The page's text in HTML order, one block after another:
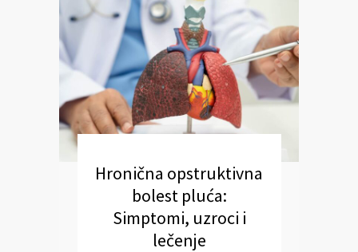
Hronična opstruktivna
bolest pluća:
Simptomi, uzroci i
lečenje